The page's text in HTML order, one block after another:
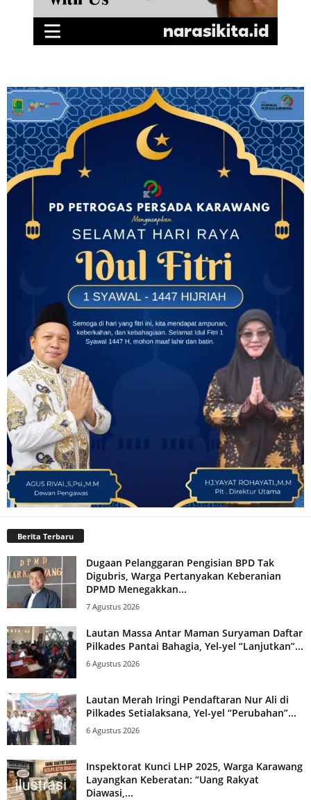
Berita Terbaru
Dugaan Pelanggaran Pengisian BPD Tak
Digubris, Warga Pertanyakan Keberanian
DPMD Menegakkan...
7 Agustus 2026
Lautan Massa Antar Maman Suryaman Daftar
Pilkades Pantai Bahagia, Yel-yel “Lanjutkan”...
6 Agustus 2026
Lautan Merah Iringi Pendaftaran Nur Ali di
Pilkades Setialaksana, Yel-yel “Perubahan”...
6 Agustus 2026
Inspektorat Kunci LHP 2025, Warga Karawang
Layangkan Keberatan: “Uang Rakyat
Diawasi,...